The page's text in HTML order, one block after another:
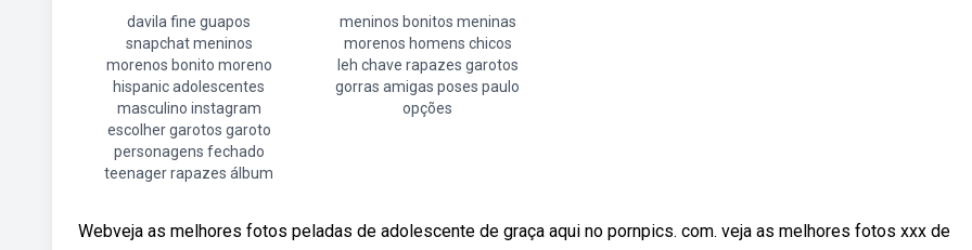
davila fine guapos
snapchat meninos
morenos bonito moreno
hispanic adolescentes
masculino instagram
escolher garotos garoto
personagens fechado
teenager rapazes álbum
meninos bonitos meninas
morenos homens chicos
leh chave rapazes garotos
gorras amigas poses paulo
opções
Webveja as melhores fotos peladas de adolescente de graça aqui no pornpics. com. ️veja as melhores fotos xxx de